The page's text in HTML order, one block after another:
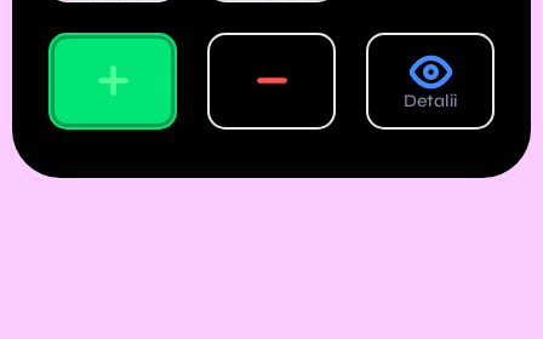
Detalii